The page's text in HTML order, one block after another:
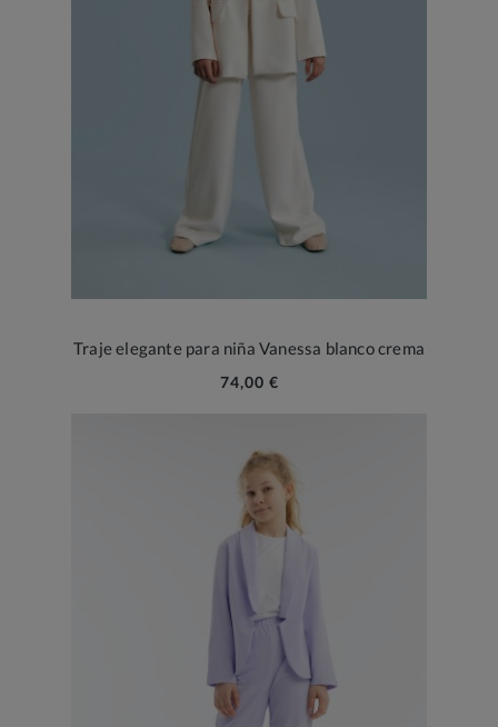
Traje elegante para niña Vanessa blanco crema
74,00 €